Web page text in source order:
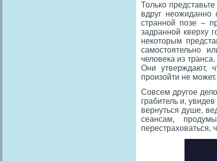
Только
вдруг неожиданно
странной позе –
задранной кверху
некоторым
самостоятельно
человека из
Они утверждают,
произойти не может.
Совсем другое
грабитель и,
вернуться душе,
сеансам,
перестраховаться,